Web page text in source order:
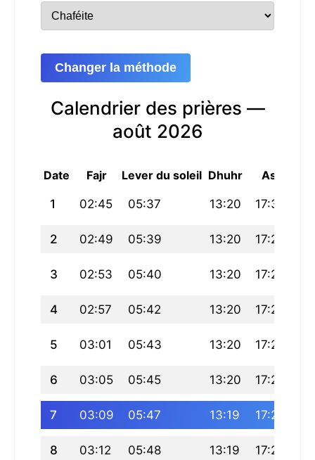
Changer la méthode
Calendrier des prières —
août 2026
Date Fajr Lever du soleil Dhuhr Asr
1 02:45 05:37 13:20 17:30
2 02:49 05:39 13:20 17:29
3 02:53 05:40 13:20 17:28
4 02:57 05:42 13:20 17:28
5 03:01 05:43 13:20 17:27
6 03:05 05:45 13:20 17:26
7 03:09 05:47 13:19 17:25
8 03:12 05:48 13:19 17:24